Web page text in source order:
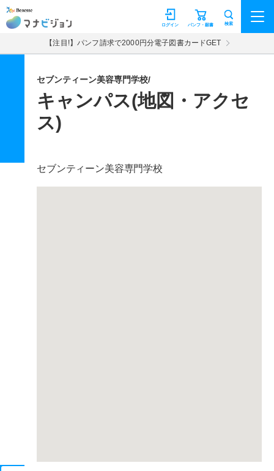
マナビジョン パンフ・願書
ログイン 検索
【注目!】パンフ請求で2000円分電子図書カードGET
セブンティーン美容専門学校/
キャンパス(地図・アクセ
ス)
セブンティーン美容専門学校